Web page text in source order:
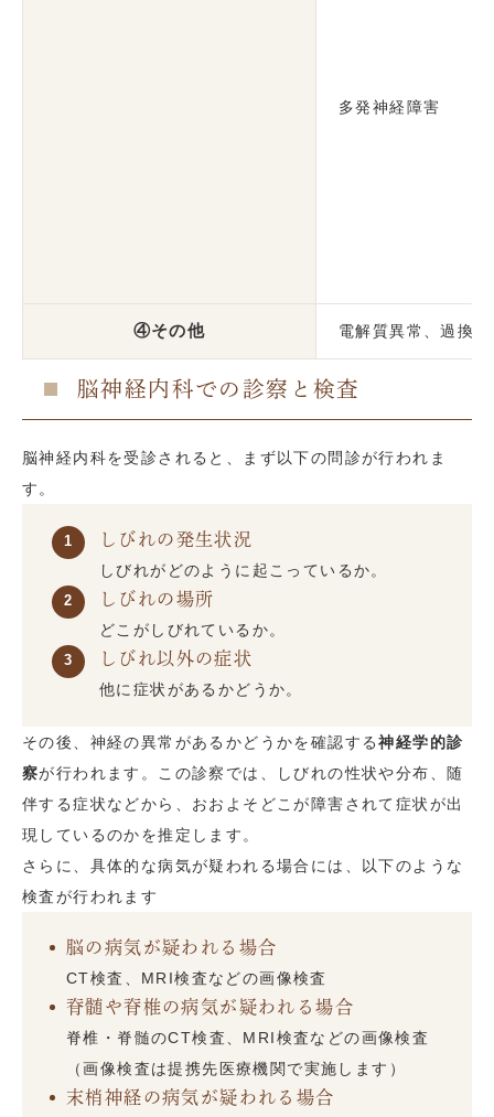
多発神経障害
④その他 電解質異常、過換
脳神経内科での診察と検査
脳神経内科を受診されると、まず以下の問診が行われま
す。
しびれの発生状況
しびれがどのように起こっているか。
しびれの場所
どこがしびれているか。
しびれ以外の症状
他に症状があるかどうか。
その後、神経の異常があるかどうかを確認する神経学的診
察が行われます。この診察では、しびれの性状や分布、随
伴する症状などから、おおよそどこが障害されて症状が出
現しているのかを推定します。
さらに、具体的な病気が疑われる場合には、以下のような
検査が行われます
脳の病気が疑われる場合
CT検査、MRI検査などの画像検査
脊髄や脊椎の病気が疑われる場合
脊椎・脊髄のCT検査、MRI検査などの画像検査
（画像検査は提携先医療機関で実施します）
末梢神経の病気が疑われる場合